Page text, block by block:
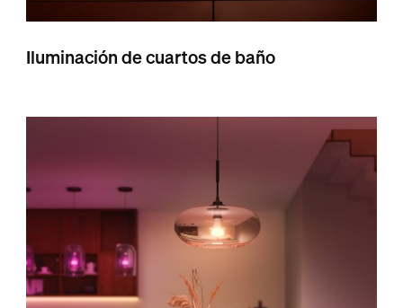
Iluminación de cuartos de baño